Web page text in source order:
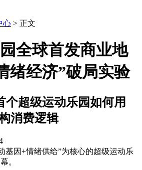
心 > 正文
全球首发商业地
绪经济”破局实验
超级运动乐园如何用
消费逻辑
基因+情绪供给”为核心的超级运动乐
。